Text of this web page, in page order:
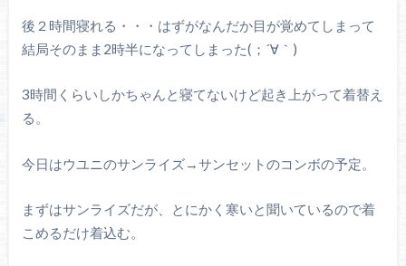
後２時間寝れる・・・はずがなんだか目が覚めてしまって
結局そのまま2時半になってしまった(；´∀｀)
3時間くらいしかちゃんと寝てないけど起き上がって着替え
る。
今日はウユニのサンライズ→サンセットのコンボの予定。
まずはサンライズだが、とにかく寒いと聞いているので着
こめるだけ着込む。